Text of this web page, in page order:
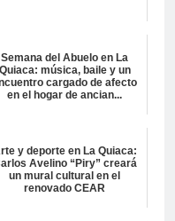
Semana del Abuelo en La
Quiaca: música, baile y un
cargado de afecto
en el hogar de ancian...
y deporte en La Quiaca:
Avelino “Piry” creará
un mural cultural en el
renovado CEAR